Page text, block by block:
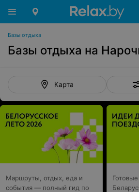
Базы отдыха
Базы отдыха на
Карта
Маршруты, отдых, еда и
события — полный гид по